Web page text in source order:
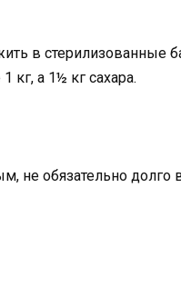
в стерилизованные
кг, а 1½ кг сахара.
не обязательно